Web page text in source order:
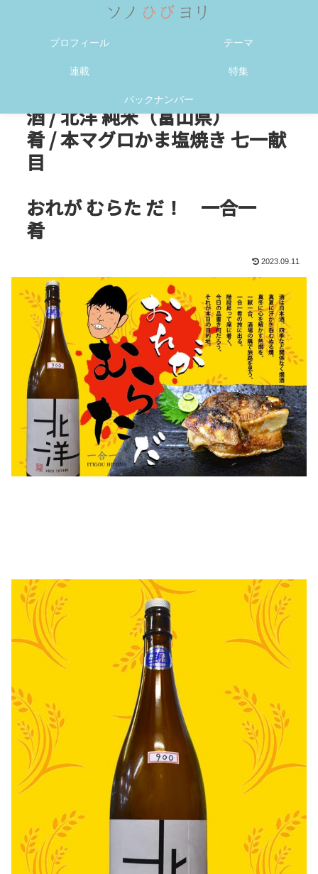
プロフィール テーマ
連載 特集
バックナンバー
酒 / 北洋 純米（富山県）
肴 / 本マグロかま塩焼き 七一献
目
おれが むらた だ！ 一合一
肴
2023.09.11